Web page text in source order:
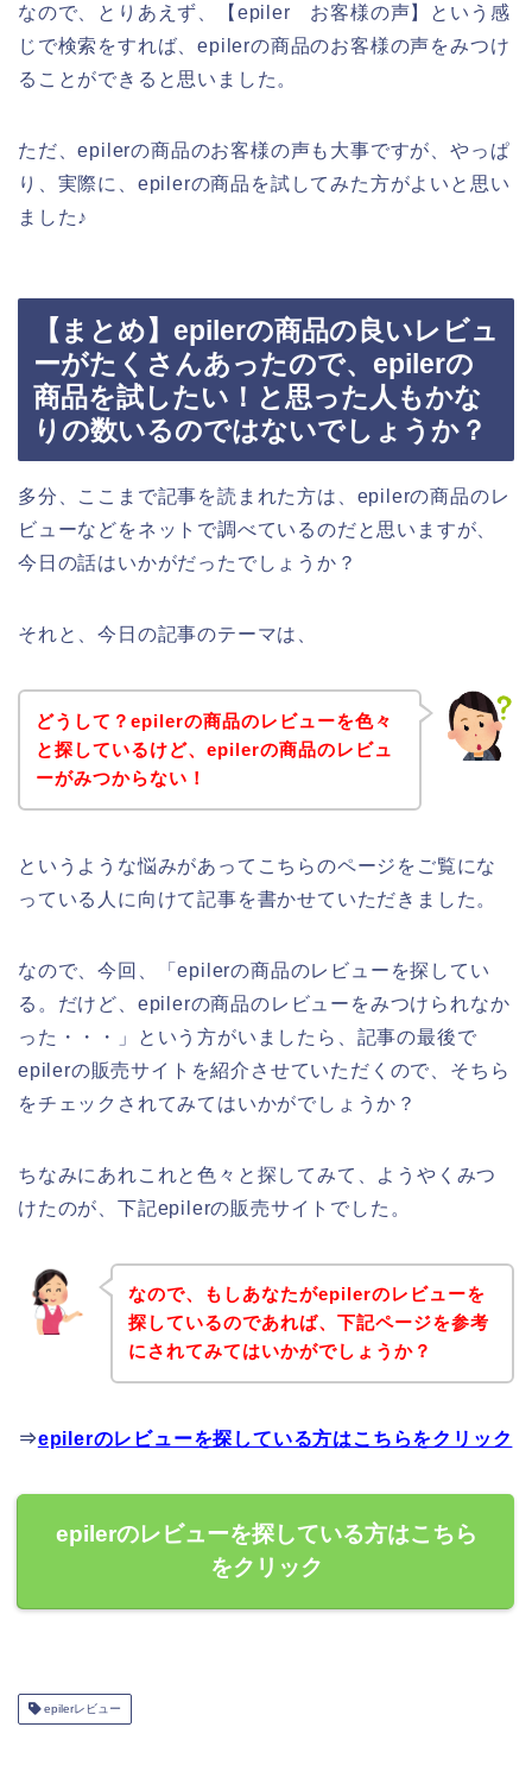
なので、とりあえず、【epiler お客様の声】という感
じで検索をすれば、epilerの商品のお客様の声をみつけ
ることができると思いました。
ただ、epilerの商品のお客様の声も大事ですが、やっぱ
り、実際に、epilerの商品を試してみた方がよいと思い
ました♪
【まとめ】epilerの商品の良いレビュ
ーがたくさんあったので、epilerの
商品を試したい！と思った人もかな
りの数いるのではないでしょうか？
多分、ここまで記事を読まれた方は、epilerの商品のレ
ビューなどをネットで調べているのだと思いますが、
今日の話はいかがだったでしょうか？
それと、今日の記事のテーマは、
どうして？epilerの商品のレビューを色々
と探しているけど、epilerの商品のレビュ
ーがみつからない！
というような悩みがあってこちらのページをご覧にな
っている人に向けて記事を書かせていただきました。
なので、今回、「epilerの商品のレビューを探してい
る。だけど、epilerの商品のレビューをみつけられなか
った・・・」という方がいましたら、記事の最後で
epilerの販売サイトを紹介させていただくので、そちら
をチェックされてみてはいかがでしょうか？
ちなみにあれこれと色々と探してみて、ようやくみつ
けたのが、下記epilerの販売サイトでした。
なので、もしあなたがepilerのレビューを
探しているのであれば、下記ページを参考
にされてみてはいかがでしょうか？
⇒epilerのレビューを探している方はこちらをクリック
epilerのレビューを探している方はこちら
をクリック
epilerレビュー